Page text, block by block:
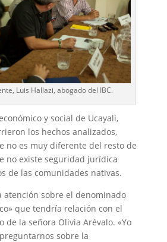
Luis Hallazi, abogado del IBC.
y social de Ucayali,
los hechos analizados,
no es muy diferente del resto de
no existe seguridad jurídica
de las comunidades nativas.
atención sobre el denominado
que tendría relación con el
de la señora Olivia Arévalo. «Yo
sobre la